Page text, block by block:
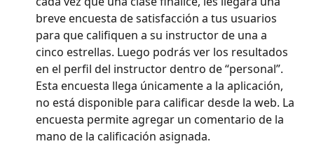
breve encuesta de satisfacción a tus usuarios
para que califiquen a su instructor de una a
cinco estrellas. Luego podrás ver los resultados
en el perfil del instructor dentro de “personal”.
Esta encuesta llega únicamente a la aplicación,
no está disponible para calificar desde la web. La
encuesta permite agregar un comentario de la
mano de la calificación asignada.